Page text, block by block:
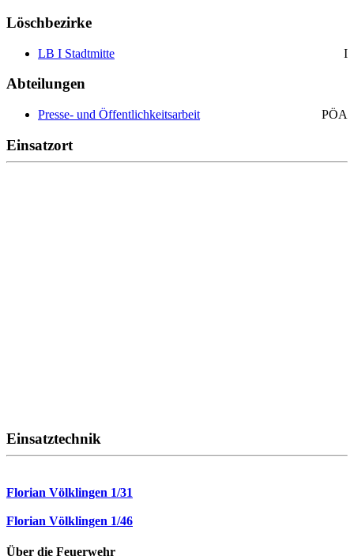
Löschbezirke
LB I Stadtmitte I
Abteilungen
Presse- und Öffentlichkeitsarbeit PÖA
Einsatzort
Einsatztechnik
Florian Völklingen 1/31
Florian Völklingen 1/46
Über die Feuerwehr